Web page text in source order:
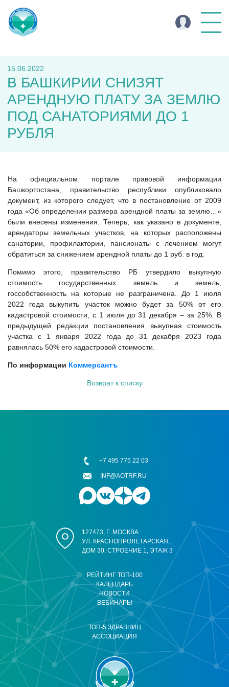
15.06.2022
В БАШКИРИИ СНИЗЯТ
АРЕНДНУЮ ПЛАТУ ЗА ЗЕМЛЮ
ПОД САНАТОРИЯМИ ДО 1
РУБЛЯ
На официальном портале правовой информации
Башкортостана, правительство республики опубликовало
документ, из которого следует, что в постановление от 2009
года «Об определении размера арендной платы за землю…»
были внесены изменения. Теперь, как указано в документе,
арендаторы земельных участков, на которых расположены
санатории, профилактории, пансионаты с лечением могут
обратиться за снижением арендной платы до 1 руб. в год.
Помимо этого, правительство РБ утвердило выкупную
стоимость государственных земель и земель,
госсобственность на которые не разграничена. До 1 июля
2022 года выкупить участок можно будет за 50% от его
кадастровой стоимости, с 1 июля до 31 декабря – за 25%. В
предыдущей редакции постановления выкупная стоимость
участка с 1 января 2022 года до 31 декабря 2023 года
равнялась 50% его кадастровой стоимости.
По информации Коммерсантъ
Возврат к списку
РЕЙТИНГ ТОП-100
КАЛЕНДАРЬ
НОВОСТИ
ВЕБИНАРЫ
ТОП-5 ЗДРАВНИЦ
АССОЦИАЦИЯ
127473, Г. МОСКВА
УЛ. КРАСНОПРОЛЕТАРСКАЯ,
ДОМ 30, СТРОЕНИЕ 1, ЭТАЖ 3
+7 495 775 22 03
INF@AOTRF.RU